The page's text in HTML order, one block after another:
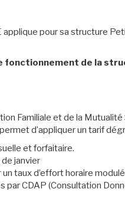
pour sa structure
fonctionnement de la
Familiale et de la
d’appliquer un tarif
et forfaitaire.
janvier
taux d’effort horaire
CDAP (Consultation